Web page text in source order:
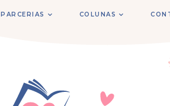
PARCERIAS COLUNAS